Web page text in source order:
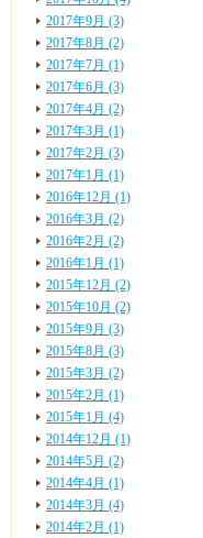
2017年9月 (3)
2017年8月 (2)
2017年7月 (1)
2017年6月 (3)
2017年4月 (2)
2017年3月 (1)
2017年2月 (3)
2017年1月 (1)
2016年12月 (1)
2016年3月 (2)
2016年2月 (2)
2016年1月 (1)
2015年12月 (2)
2015年10月 (2)
2015年9月 (3)
2015年8月 (3)
2015年3月 (2)
2015年2月 (1)
2015年1月 (4)
2014年12月 (1)
2014年5月 (2)
2014年4月 (1)
2014年3月 (4)
2014年2月 (1)